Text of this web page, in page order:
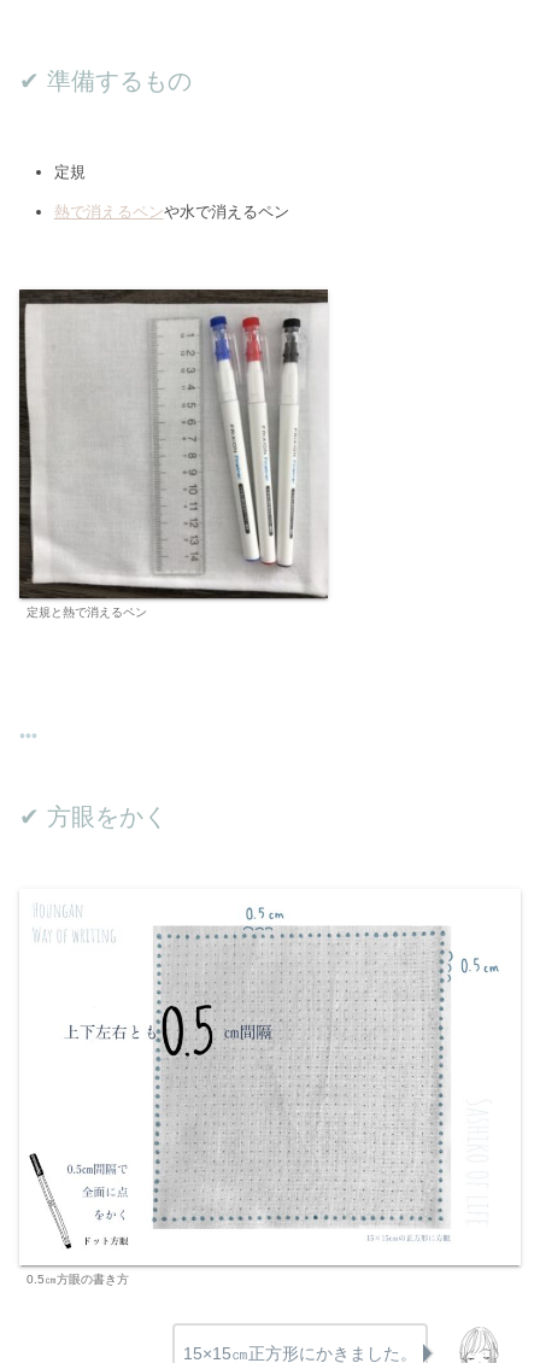
✔︎ 準備するもの
定規
熱で消えるペンや水で消えるペン
定規と熱で消えるペン
✔︎ 方眼をかく
0.5㎝方眼の書き方
15×15㎝正方形にかきました。